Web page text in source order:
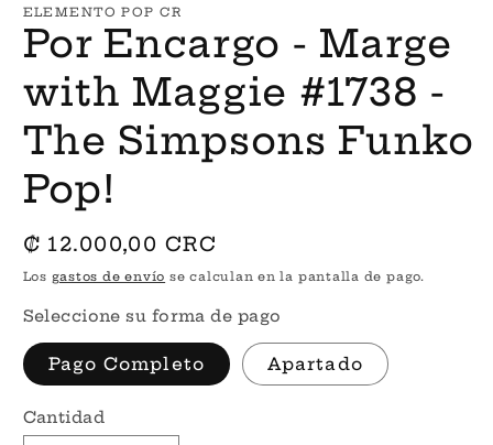
multimedia
1
en
una
ventana
modal
ELEMENTO POP CR
Por Encargo - Marge
with Maggie #1738 -
The Simpsons Funko
Pop!
Precio
habitual
₡ 12.000,00 CRC
Los gastos de envío se calculan en la pantalla de pago.
Seleccione su forma de pago
Pago Completo Apartado
Cantidad